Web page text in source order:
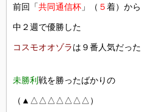
前回「共同通信杯 」（ ５着）から
中２週で優勝した
コスモオオゾラは９番人気だった
未勝利 戦を勝ったばかりの
（▲△△△△△△△）